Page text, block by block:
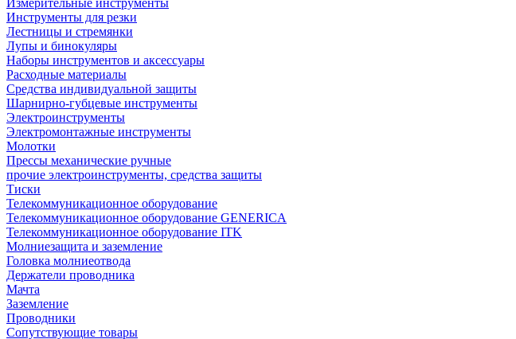
Измерительные инструменты
Инструменты для резки
Лестницы и стремянки
Лупы и бинокуляры
Наборы инструментов и аксессуары
Расходные материалы
Средства индивидуальной защиты
Шарнирно-губцевые инструменты
Электроинструменты
Электромонтажные инструменты
Молотки
Прессы механические ручные
прочие электроинструменты, средства защиты
Тиски
Телекоммуникационное оборудование
Телекоммуникационное оборудование GENERICA
Телекоммуникационное оборудование ITK
Молниезащита и заземление
Головка молниеотвода
Держатели проводника
Мачта
Заземление
Проводники
Сопутствующие товары